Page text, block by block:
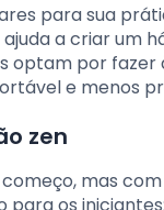
para sua
a criar um
por fazer
e menos
zen
mas com